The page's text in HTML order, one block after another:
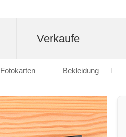
Verkaufe
Fotokarten Bekleidung